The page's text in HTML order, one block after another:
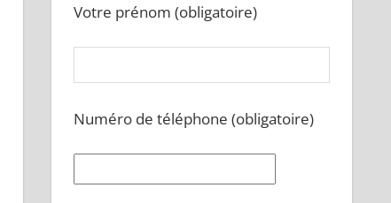
Votre prénom (obligatoire)
Numéro de téléphone (obligatoire)